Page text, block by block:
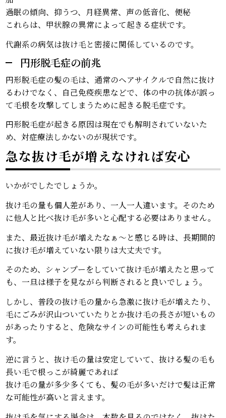
過眠の傾向、抑うつ、月経異常、声の低音化、便秘
これらは、甲状腺の異常によって起きる症状です。
代謝系の病気は抜け毛と密接に関係しているのです。
円形脱毛症の前兆
円形脱毛症の髪の毛は、通常のヘアサイクルで自然に抜け
るわけでなく、自己免疫疾患などで、体の中の抗体が誤っ
て毛根を攻撃してしまうために起きる脱毛症です。
円形脱毛症が起きる原因は現在でも解明されていないた
め、対症療法しかないのが現状です。
急な抜け毛が増えなければ安心
いかがでしたでしょうか。
抜け毛の量も個人差があり、一人一人違います。そのため
に他人と比べ抜け毛が多いと心配する必要はありません。
また、最近抜け毛が増えたなぁ～と感じる時は、長期間的
に抜け毛が増えていない限りは大丈夫です。
そのため、シャンプーをしていて抜け毛が増えたと思って
も、一旦は様子を見ながら判断されると良いでしょう。
しかし、普段の抜け毛の量から急激に抜け毛が増えたり、
毛にごみが沢山ついていたりとか抜け毛の長さが短いもの
があったりすると、危険なサインの可能性も考えられま
す。
逆に言うと、抜け毛の量は安定していて、抜ける髪の毛も
長い毛で根っこが綺麗であれば
抜け毛の量が多少多くても、髪の毛が多いだけで髪は正常
な可能性が高いと言えます。